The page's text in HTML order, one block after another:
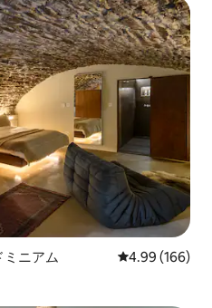
。
ニアム レビュー166
4.99 (166)